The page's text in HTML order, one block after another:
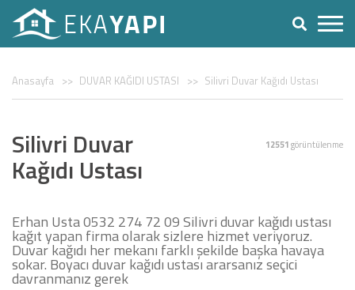
Anasayfa DUVAR KAĞIDI USTASI Silivri Duvar Kağıdı Ustası
Silivri Duvar
Kağıdı Ustası
12551görüntülenme
Erhan Usta 0532 274 72 09 Silivri duvar kağıdı ustası
kağıt yapan firma olarak sizlere hizmet veriyoruz.
Duvar kağıdı her mekanı farklı şekilde başka havaya
sokar. Boyacı duvar kağıdı ustası ararsanız seçici
davranmanız gerek